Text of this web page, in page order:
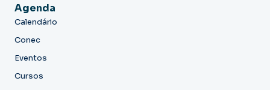
Agenda
Calendário
Conec
Eventos
Cursos